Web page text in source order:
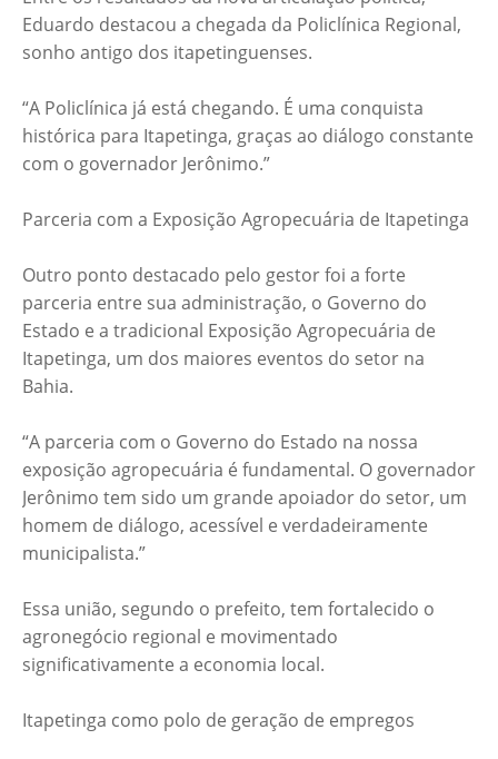
Eduardo destacou a chegada da Policlínica Regional,
sonho antigo dos itapetinguenses.
“A Policlínica já está chegando. É uma conquista
histórica para Itapetinga, graças ao diálogo constante
com o governador Jerônimo.”
Parceria com a Exposição Agropecuária de Itapetinga
Outro ponto destacado pelo gestor foi a forte
parceria entre sua administração, o Governo do
Estado e a tradicional Exposição Agropecuária de
Itapetinga, um dos maiores eventos do setor na
Bahia.
“A parceria com o Governo do Estado na nossa
exposição agropecuária é fundamental. O governador
Jerônimo tem sido um grande apoiador do setor, um
homem de diálogo, acessível e verdadeiramente
municipalista.”
Essa união, segundo o prefeito, tem fortalecido o
agronegócio regional e movimentado
significativamente a economia local.
Itapetinga como polo de geração de empregos